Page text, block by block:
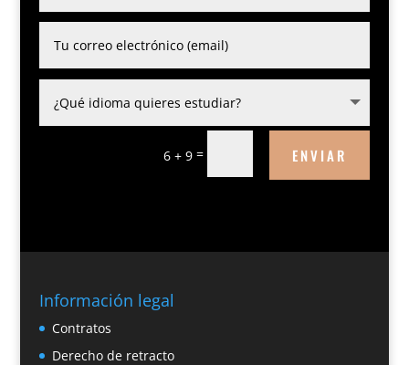
6 + 9 = ENVIAR
Información legal
Contratos
Derecho de retracto